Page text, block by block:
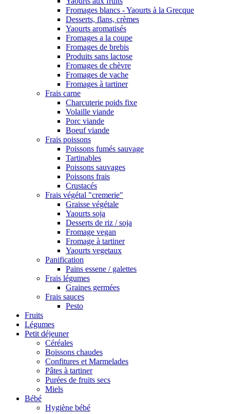
Fromages blancs - Yaourts à la Grecque
Desserts, flans, crèmes
Yaourts aromatisés
Fromages a la coupe
Fromages de brebis
Produits sans lactose
Fromages de chèvre
Fromages de vache
Fromages à tartiner
Frais carne
Charcuterie poids fixe
Volaille viande
Porc viande
Boeuf viande
Frais poissons
Poissons fumés sauvage
Tartinables
Poissons sauvages
Poissons frais
Crustacés
Frais végétal "cremerie"
Graisse végétale
Yaourts soja
Desserts de riz / soja
Fromage vegan
Fromage à tartiner
Yaourts vegetaux
Panification
Pains essene / galettes
Frais légumes
Graines germées
Frais sauces
Pesto
Fruits
Légumes
Petit déjeuner
Céréales
Boissons chaudes
Confitures et Marmelades
Pâtes à tartiner
Purées de fruits secs
Miels
Bébé
Hygiène bébé